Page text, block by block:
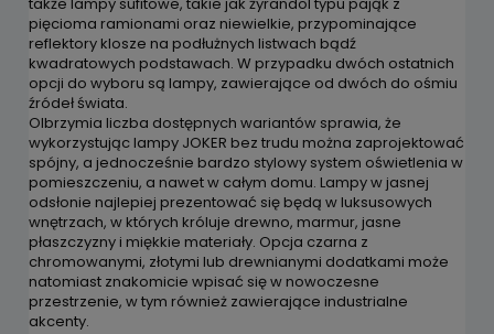
pięcioma ramionami oraz niewielkie, przypominające
reflektory klosze na podłużnych listwach bądź
kwadratowych podstawach. W przypadku dwóch ostatnich
opcji do wyboru są lampy, zawierające od dwóch do ośmiu
źródeł świata.
Olbrzymia liczba dostępnych wariantów sprawia, że
wykorzystując lampy JOKER bez trudu można zaprojektować
spójny, a jednocześnie bardzo stylowy system oświetlenia w
pomieszczeniu, a nawet w całym domu. Lampy w jasnej
odsłonie najlepiej prezentować się będą w luksusowych
wnętrzach, w których króluje drewno, marmur, jasne
płaszczyzny i miękkie materiały. Opcja czarna z
chromowanymi, złotymi lub drewnianymi dodatkami może
natomiast znakomicie wpisać się w nowoczesne
przestrzenie, w tym również zawierające industrialne
akcenty.